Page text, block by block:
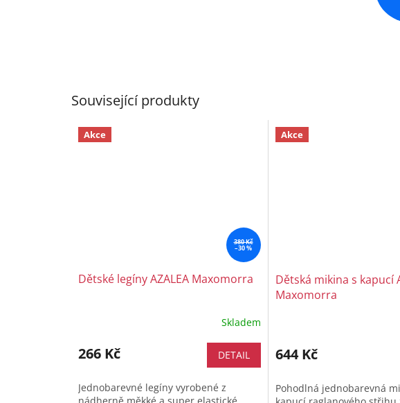
Související produkty
Akce
380 Kč
–30 %
Dětské legíny AZALEA Maxomorra
Skladem
266 Kč DETAIL
Jednobarevné legíny vyrobené z
Akce
Dětská mikina s kapucí
Maxomorra
644 Kč
Pohodlná jednobarevná